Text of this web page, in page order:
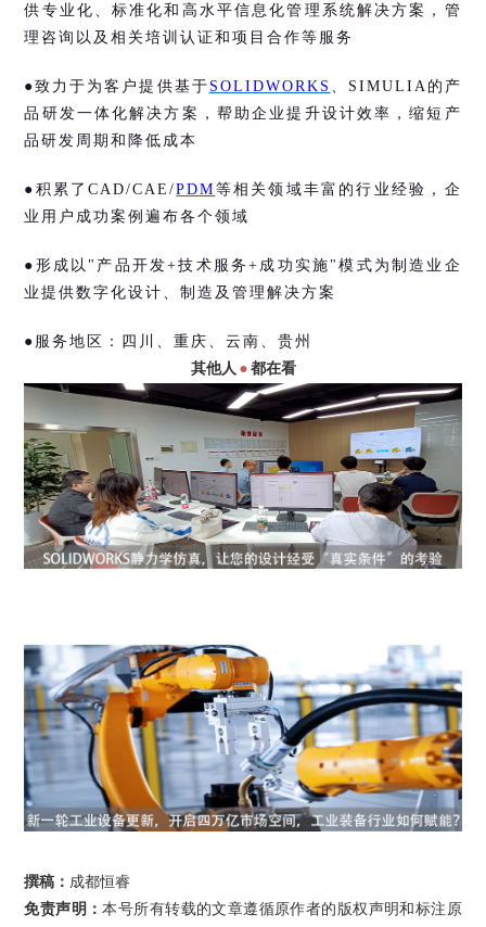
供专业化、标准化和高水平信息化管理系统解决方案，管
理咨询以及相关培训认证和项目合作等服务
●致力于为客户提供基于 SOLIDWORKS
SIMULIA的产
品研发一体化解决方案，帮助企业提升设计效率，缩短产
品研发周期和降低成本
●积累了CAD/CAE/PDM 等相关领域丰富的行业经验，企
业用户成功案例遍布各个领域
●形成以"产品开发+技术服务+成功实施"模式为制造业企
业提供数字化设计、制造及管理解决方案
●服务地区：四川、重庆、云南、贵州
其他人 • 都在看
撰稿： 成都恒睿
免责声明：本号所有转载的文章遵循原作者的版权声明和标注原